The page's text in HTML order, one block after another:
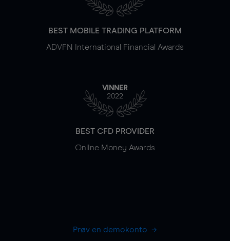
BEST MOBILE TRADING PLATFORM
ADVFN International Financial Awards
VINNER
2022
BEST CFD PROVIDER
Online Money Awards
Prøv en demokonto